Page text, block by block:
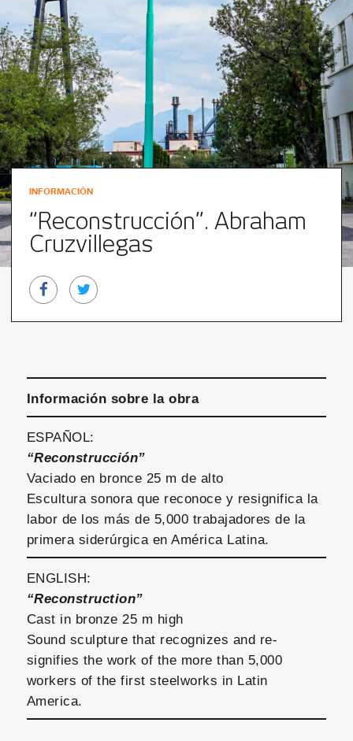
INFORMACIÓN
“Reconstrucción”. Abraham
Cruzvillegas
Información sobre la obra
ESPAÑOL:
“Reconstrucción”
Vaciado en bronce 25 m de alto
Escultura sonora que reconoce y resignifica la
labor de los más de 5,000 trabajadores de la
primera siderúrgica en América Latina.
ENGLISH:
“Reconstruction”
Cast in bronze 25 m high
Sound sculpture that recognizes and re-
signifies the work of the more than 5,000
workers of the first steelworks in Latin
America.